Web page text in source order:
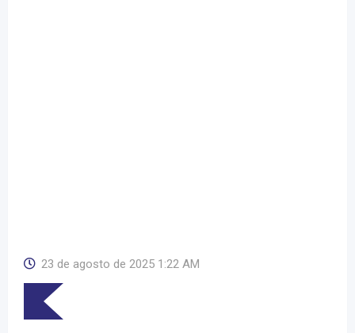
23 de agosto de 2025 1:22 AM